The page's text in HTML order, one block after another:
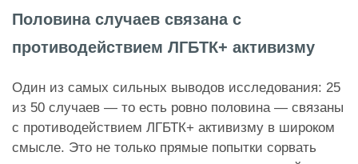
Половина случаев связана с
противодействием ЛГБТК+ активизму
Один из самых сильных выводов исследования: 25
из 50 случаев — то есть ровно половина — связаны
с противодействием ЛГБТК+ активизму в широком
смысле. Это не только прямые попытки сорвать